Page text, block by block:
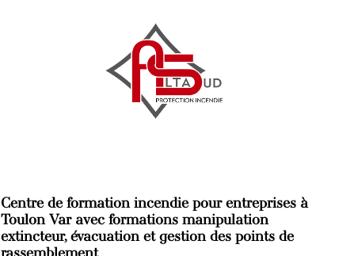
Centre de formation incendie pour entreprises à
Toulon Var avec formations manipulation
extincteur, évacuation et gestion des points de